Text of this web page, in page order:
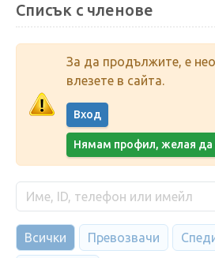
Списък с членове
За да продължите, е
влезете в сайта.
Вход
Нямам профил, желая да
Всички Превозвачи